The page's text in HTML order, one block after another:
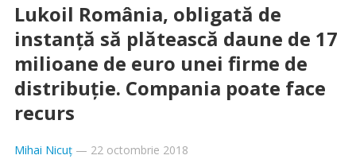
Lukoil România, obligată de
instanţă să plătească daune de 17
milioane de euro unei firme de
distribuţie. Compania poate face
recurs
Mihai Nicuț— 22 octombrie 2018